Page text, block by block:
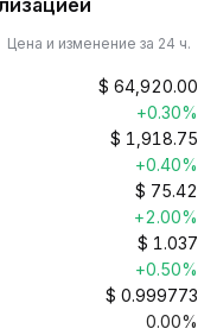
Цена и изменение за 24 ч.
$ 64,920.00
+0.30%
$ 1,918.75
+0.40%
$ 75.42
+2.00%
$ 1.037
+0.50%
$ 0.999773
0.00%